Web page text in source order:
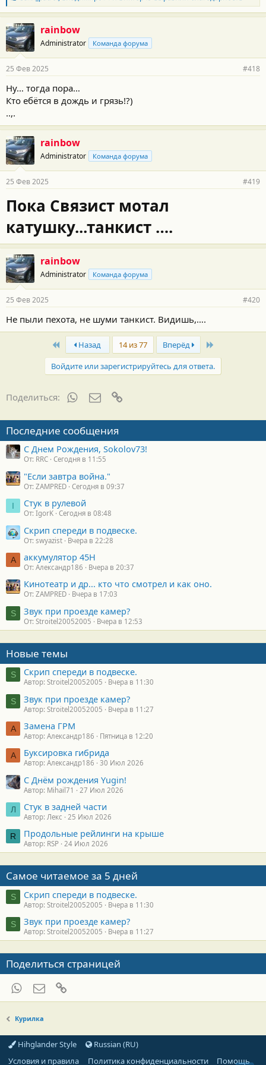
:л
а
г
о
д
а
н
с
т
rainbow
Administrator Команда форума
25 Фев 2025 #418
Ну… тогда пора…
Кто ебётся в дождь и грязь!?)
..,.
rainbow
Administrator Команда форума
25 Фев 2025 #419
Пока Связист мотал
катушку...танкист ….
rainbow
Administrator Команда форума
25 Фев 2025 #420
Не пыли пехота, не шуми танкист. Видишь,….
First Назад 14 из 77 Вперёд
Войдите или зарегистрируйтесь для ответа.
Поделиться: WhatsAppЭлектронная почта
Последние сообщения
С Днем Рождения, Sokolov73!
От: RRC Сегодня в 11:55
"Если завтра война."
От: ZAMPRED Сегодня в 09:37
I Стук в рулевой
От: IgorK Сегодня в 08:48
Скрип спереди в подвеске.
От: swyazist Вчера в 22:28
А аккумулятор 45H
От: Александр186 Вчера в 20:37
Кинотеатр и др... кто что смотрел и как оно.
От: ZAMPRED Вчера в 17:03
S Звук при проезде камер?
От: Stroitel20052005 Вчера в 12:53
Новые темы
S Скрип спереди в подвеске.
Автор: Stroitel20052005 Вчера в 11:30
S Звук при проезде камер?
Автор: Stroitel20052005 Вчера в 11:27
А Замена ГРМ
Автор: Александр186 Пятница в 12:20
А Буксировка гибрида
Автор: Александр186 30 Июл 2026
С Днём рождения Yugin!
Автор: Mihail71 27 Июл 2026
Л Стук в задней части
Автор: Лекс 25 Июл 2026
R Продольные рейлинги на крыше
Автор: RSP 24 Июл 2026
Самое читаемое за 5 дней
S Скрип спереди в подвеске.
Автор: Stroitel20052005 Вчера в 11:30
S Звук при проезде камер?
Автор: Stroitel20052005 Вчера в 11:27
Поделиться страницей
WhatsAppЭлектронная почта
Курилка
Hihglander Style
Russian (RU)
Условия и правила
Политика конфиденциальности Помощь